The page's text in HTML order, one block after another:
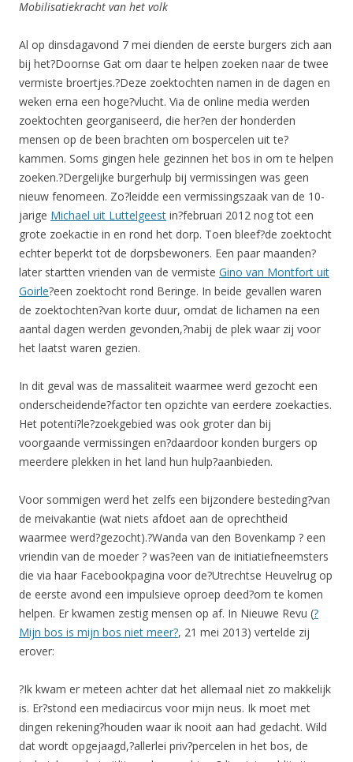
Mobilisatiekracht van het volk
Al op dinsdagavond 7 mei dienden de eerste burgers zich aan
bij het?Doornse Gat om daar te helpen zoeken naar de twee
vermiste broertjes.?Deze zoektochten namen in de dagen en
weken erna een hoge?vlucht. Via de online media werden
zoektochten georganiseerd, die her?en der honderden
mensen op de been brachten om bospercelen uit te?
kammen. Soms gingen hele gezinnen het bos in om te helpen
zoeken.?Dergelijke burgerhulp bij vermissingen was geen
nieuw fenomeen. Zo?leidde een vermissingszaak van de 10-
jarige Michael uit Luttelgeest in?februari 2012 nog tot een
grote zoekactie in en rond het dorp. Toen bleef?de zoektocht
echter beperkt tot de dorpsbewoners. Een paar maanden?
later startten vrienden van de vermiste Gino van Montfort uit
Goirle?een zoektocht rond Beringe. In beide gevallen waren
de zoektochten?van korte duur, omdat de lichamen na een
aantal dagen werden gevonden,?nabij de plek waar zij voor
het laatst waren gezien.
In dit geval was de massaliteit waarmee werd gezocht een
onderscheidende?factor ten opzichte van eerdere zoekacties.
Het potenti?le?zoekgebied was ook groter dan bij
voorgaande vermissingen en?daardoor konden burgers op
meerdere plekken in het land hun hulp?aanbieden.
Voor sommigen werd het zelfs een bijzondere besteding?van
de meivakantie (wat niets afdoet aan de oprechtheid
waarmee werd?gezocht).?Wanda van den Bovenkamp ? een
vriendin van de moeder ? was?een van de initiatiefneemsters
die via haar Facebookpagina voor de?Utrechtse Heuvelrug op
de eerste avond een impulsieve oproep deed?om te komen
helpen. Er kwamen zestig mensen op af. In Nieuwe Revu (?
Mijn bos is mijn bos niet meer?, 21 mei 2013) vertelde zij
erover:
?Ik kwam er meteen achter dat het allemaal niet zo makkelijk
is. Er?stond een mediacircus voor mijn neus. Ik moet met
dingen rekening?houden waar ik nooit aan had gedacht. Wild
dat wordt opgejaagd,?allerlei priv?percelen in het bos, de